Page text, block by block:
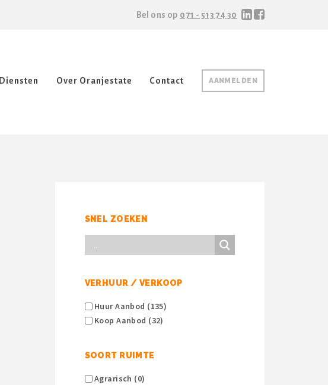
Bel ons op 071 - 513 74 30
AANMELDEN
Diensten Over Oranjestate Contact
SNEL ZOEKEN
VERHUUR / VERKOOP
Huur Aanbod (135)
Koop Aanbod (32)
SOORT RUIMTE
Agrarisch (0)